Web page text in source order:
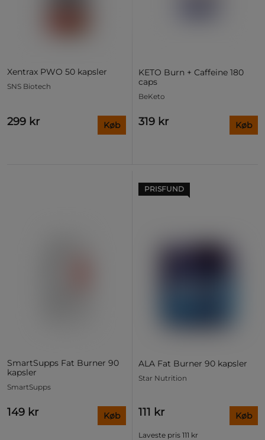
Xentrax PWO 50 kapsler
SNS Biotech
299 kr Køb
KETO Burn + Caffeine 180
caps
BeKeto
319 kr Køb
SmartSupps Fat Burner 90
kapsler
SmartSupps
149 kr Køb
PRISFUND
ALA Fat Burner 90 kapsler
Star Nutrition
111 kr
Laveste pris 111 kr
Køb